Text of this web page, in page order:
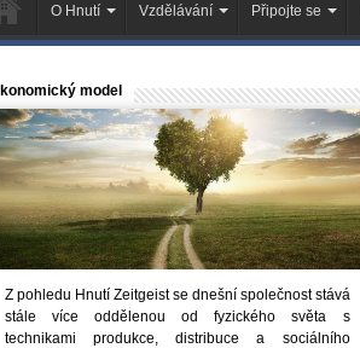
O Hnutí Vzdělávání Připojte se
model
Z pohledu Hnutí Zeitgeist se dnešní společnost stává
stále více oddělenou od fyzického světa s
technikami produkce, distribuce a sociálního